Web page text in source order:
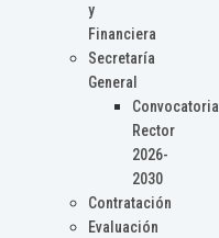
y
Financiera
Secretaría
General
Convocatoria
Rector
2026-
2030
Contratación
Evaluación